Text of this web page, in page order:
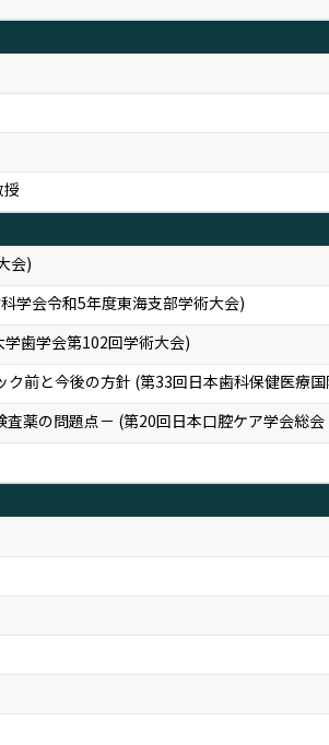
授
会)
学会令和5年度東海支部学術大会)
歯学会第102回学術大会)
前と今後の方針 (第33回日本歯科保健医療
薬の問題点－ (第20回日本口腔ケア学会総